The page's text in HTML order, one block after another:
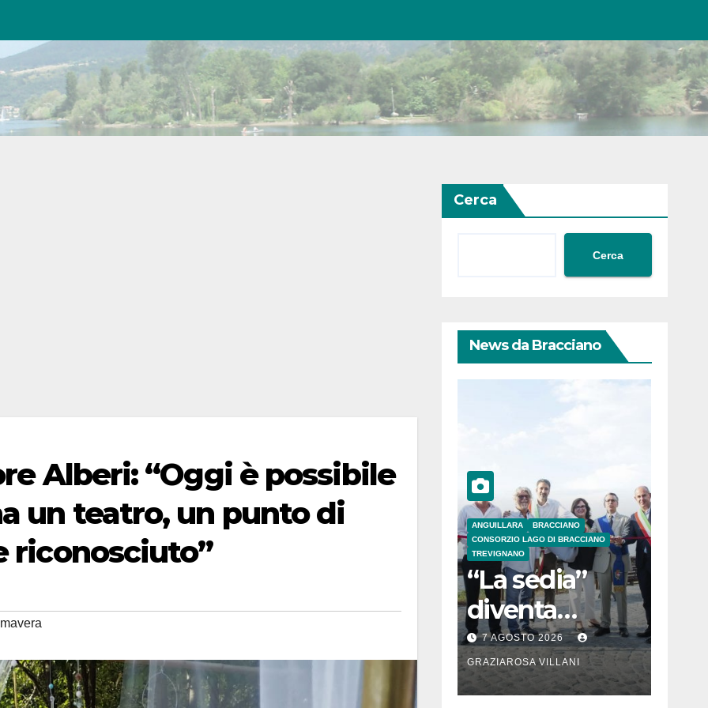
Alberi: “Oggi è possibile
un teatro, un punto di
riconosciuto”
Cerca
Cerca
News da Bracciano
ANGUILLARA
BRACCIANO
CONSORZIO LAGO DI BRACCIANO
TREVIGNANO
“La sedia”
diventa
Belvedere sul
lago di
Bracciano: ieri
7 AGOSTO 2026
GRAZIAROSA VILLANI